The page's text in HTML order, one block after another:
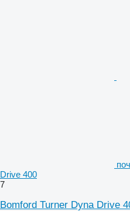
Drive 400
7
Bomford Turner Dyna Drive